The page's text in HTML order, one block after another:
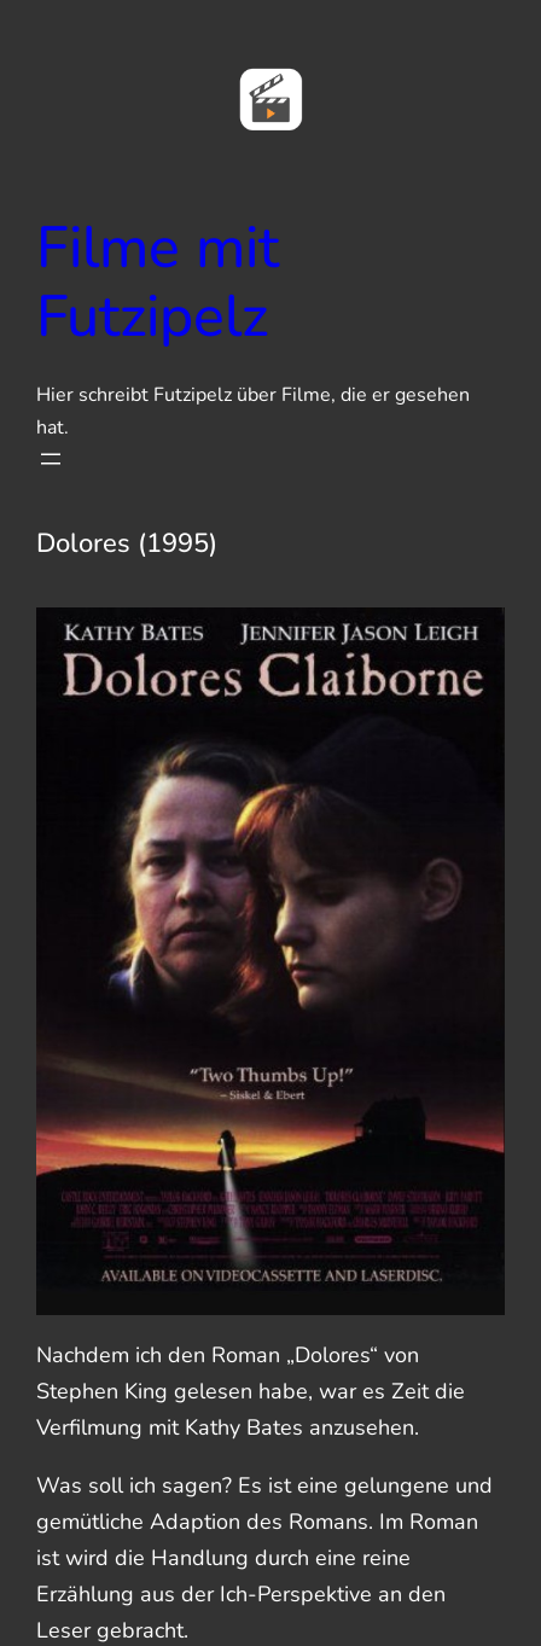
Filme mit
Futzipelz
Hier schreibt Futzipelz über Filme, die er gesehen
hat.
Dolores (1995)
Nachdem ich den Roman „Dolores“ von
Stephen King gelesen habe, war es Zeit die
Verfilmung mit Kathy Bates anzusehen.
Was soll ich sagen? Es ist eine gelungene und
gemütliche Adaption des Romans. Im Roman
ist wird die Handlung durch eine reine
Erzählung aus der Ich-Perspektive an den
Leser gebracht.